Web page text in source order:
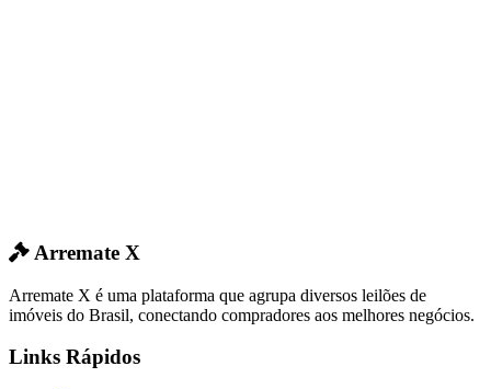
Arremate X
Arremate X é uma plataforma que agrupa diversos leilões de
imóveis do Brasil, conectando compradores aos melhores negócios.
Links Rápidos